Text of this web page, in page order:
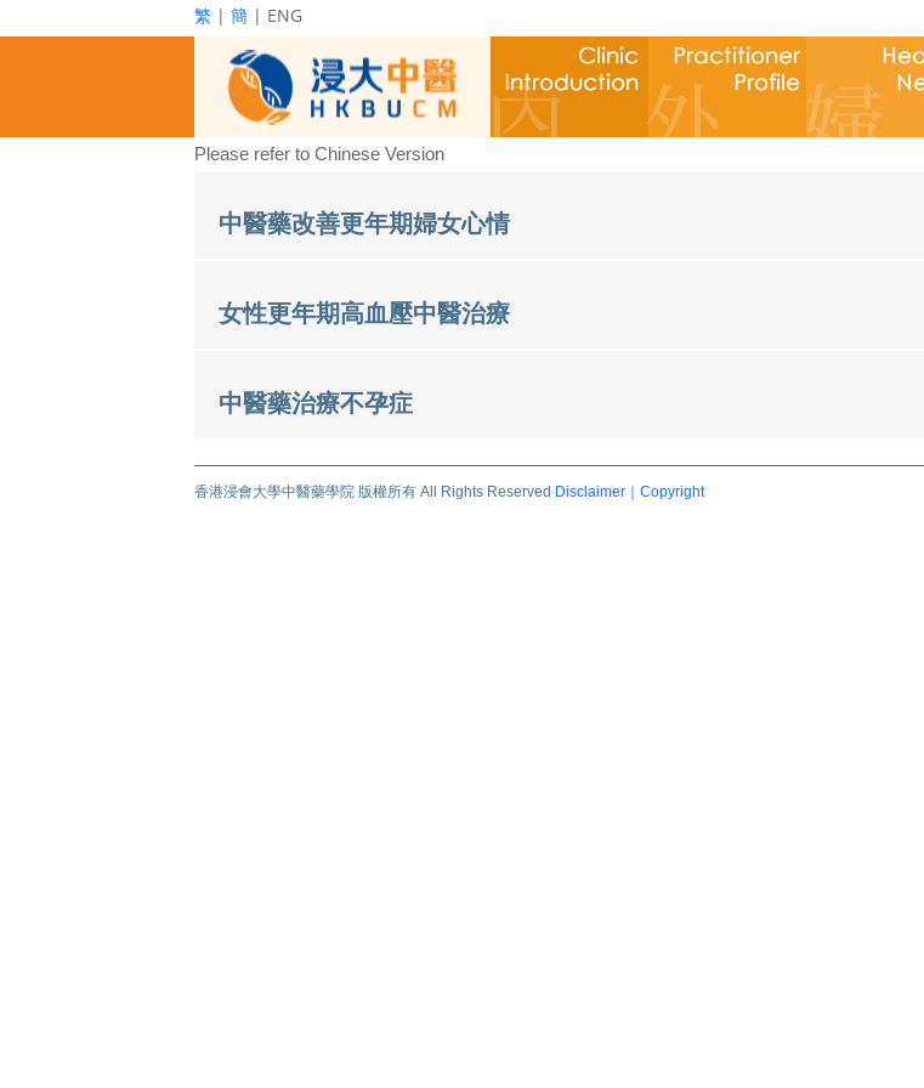
繁 | 簡 | ENG
Please refer to Chinese Version
中醫藥改善更年期婦女心情
女性更年期高血壓中醫治療
中醫藥治療不孕症
香港浸會大學中醫藥學院 版權所有 All Rights Reserved Disclaimer｜Copyright